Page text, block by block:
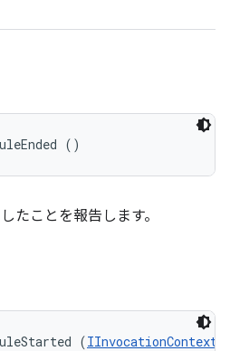
()
たことを報告します。
(IInvocationContext